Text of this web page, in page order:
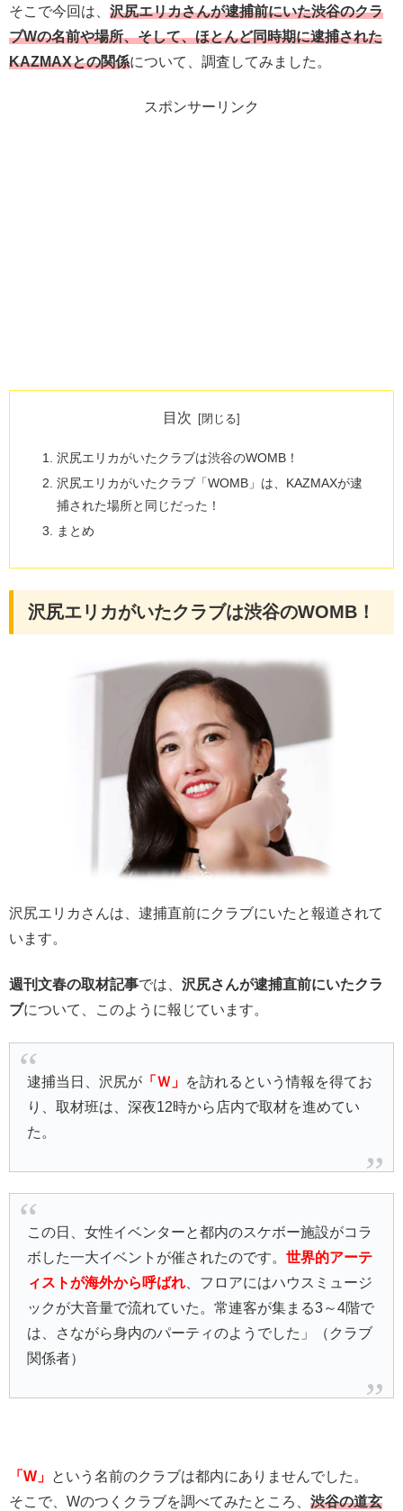
そこで今回は、 沢尻エリカさんが逮捕前にいた渋谷のクラ
ブWの名前や場所、そして、ほとんど同時期に逮捕された
KAZMAXとの関係について、調査してみました。
スポンサーリンク
目次
沢尻エリカがいたクラブは渋谷のWOMB！
沢尻エリカがいたクラブ「WOMB」は、KAZMAXが逮
捕された場所と同じだった！
まとめ
沢尻エリカがいたクラブは渋谷のWOMB！
沢尻エリカさんは、逮捕直前にクラブにいたと報道されて
います。
週刊文春の取材記事では、 沢尻さんが逮捕直前にいたクラ
ブについて、このように報じています。
逮捕当日、沢尻が 「Ｗ」 を訪れるという情報を得てお
り、取材班は、深夜12時から店内で取材を進めてい
た。
この日、女性イベンターと都内のスケボー施設がコラ
ボした一大イベントが催されたのです。世界的アーテ
ィストが海外から呼ばれ
フロアにはハウスミュージ
ックが大音量で流れていた。常連客が集まる3～4階で
は、
さながら身内のパーティのようでした」（クラブ
関係者）
「W」 という名前のクラブは都内にありませんでした。
そこで、Wのつくクラブを調べてみたところ、 渋谷の道玄